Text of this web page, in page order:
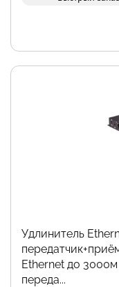
Удлинитель
Ethernet до
переда...